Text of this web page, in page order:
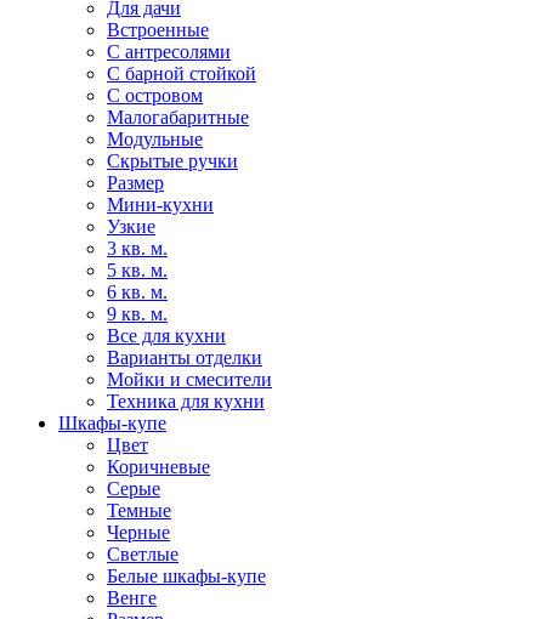
Для дачи
Встроенные
С антресолями
С барной стойкой
С островом
Малогабаритные
Модульные
Скрытые ручки
Размер
Мини-кухни
Узкие
3 кв. м.
5 кв. м.
6 кв. м.
9 кв. м.
Все для кухни
Варианты отделки
Мойки и смесители
Техника для кухни
Шкафы-купе
Цвет
Коричневые
Серые
Темные
Черные
Светлые
Белые шкафы-купе
Венге